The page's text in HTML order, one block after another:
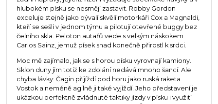
hlubokém písku se nesmějí zastavit. Robby Gordon
exceluje stejně jako bývalí skvělí motorkáři Cox a Magnaldi,
kteří se sešli v jednom týmu a pilotují otevřené buggy bez
čelního skla. Peloton autařů vede s velkým náskokem
Carlos Sainz, jemuž písek snad konečně přirostl k srdci.
Moc mě zajímalo, jak se s horou písku vyrovnají kamiony.
Sklon duny jim totiž ke zdolání nedává mnoho šancí. Ale
chyba lávky: Čagin přijíždí pod horu jako ruská raketa
Vostok a neméně agilně ji také vyjíždí. Jeho představení je
ukázkou perfektně zvládnuté taktiky jízdy v písku i využití